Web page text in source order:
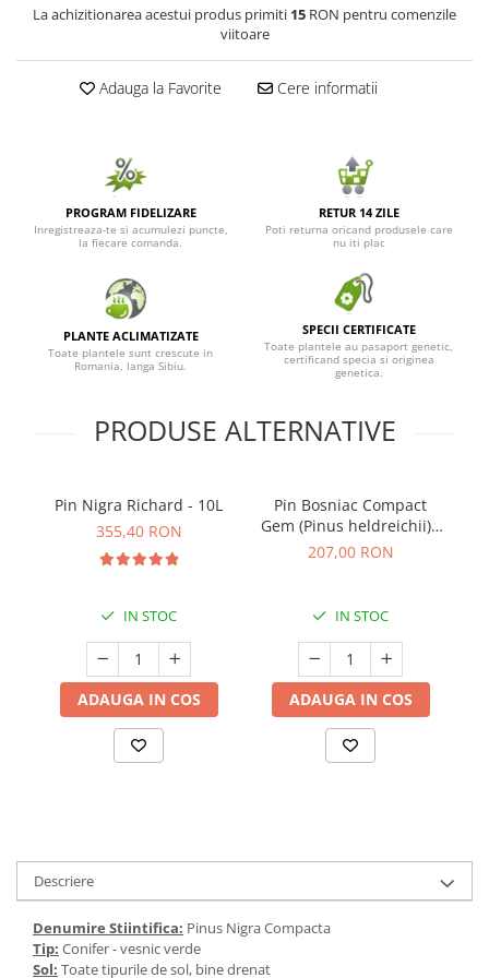
Seminte de Legume/Fructe
La achizitionarea acestui produs primiti 15 RON pentru comenzile
viitoare
Adauga la Favorite Cere informatii
PROGRAM FIDELIZARE
Inregistreaza-te si acumulezi puncte,
la fiecare comanda.
RETUR 14 ZILE
Poti returna oricand produsele care
nu iti plac
PLANTE ACLIMATIZATE
Toate plantele sunt crescute in
Romania, langa Sibiu.
SPECII CERTIFICATE
Toate plantele au pasaport genetic,
certificand specia si originea
genetica.
PRODUSE ALTERNATIVE
Pin Nigra Richard - 10L
355,40 RON
IN STOC
ADAUGA IN COS
Pin Bosniac Compact
Gem (Pinus heldreichii) -
40cm
207,00 RON
IN STOC
ADAUGA IN COS
Descriere
Denumire Stiintifica: Pinus Nigra Compacta
Tip: Conifer - vesnic verde
Sol: Toate tipurile de sol, bine drenat